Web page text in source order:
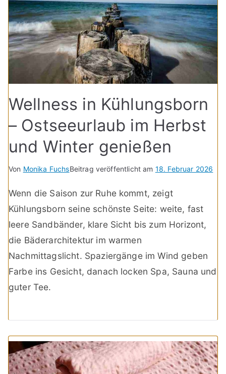
Wellness in Kühlungsborn
– Ostseeurlaub im Herbst
und Winter genießen
Von Monika FuchsBeitrag veröffentlicht am 18. Februar 2026
Wenn die Saison zur Ruhe kommt, zeigt
Kühlungsborn seine schönste Seite: weite, fast
leere Sandbänder, klare Sicht bis zum Horizont,
die Bäderarchitektur im warmen
Nachmittagslicht. Spaziergänge im Wind geben
Farbe ins Gesicht, danach locken Spa, Sauna und
guter Tee.